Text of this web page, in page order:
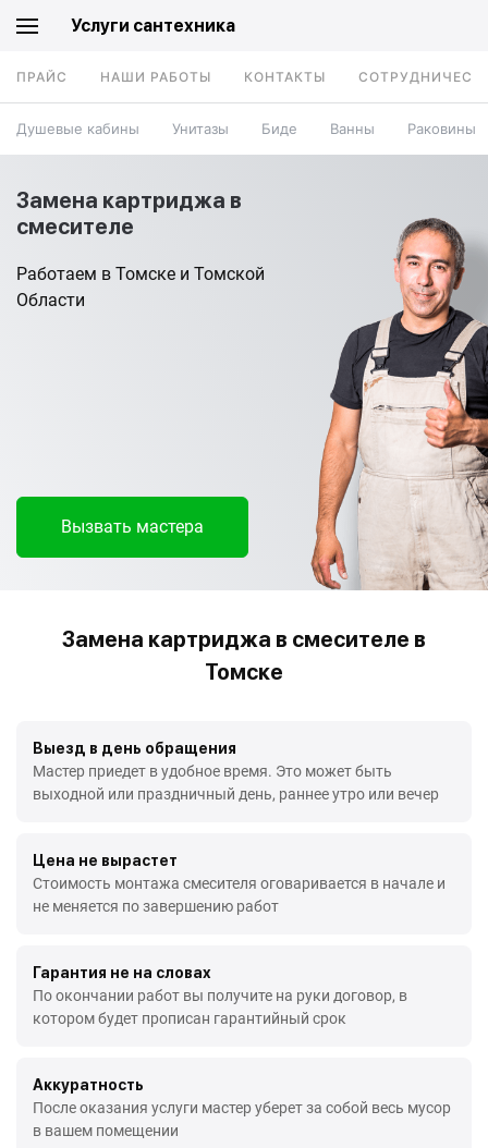
Услуги сантехника
ПРАЙС НАШИ РАБОТЫ КОНТАКТЫ
Душевые кабины Унитазы Биде Ванны Раковины
Замена картриджа в
смесителе
Работаем в Томске и Томской
Области
Вызвать мастера
Замена картриджа в смесителе в
Томске
Выезд в день обращения
Мастер приедет в удобное время. Это может быть
выходной или праздничный день, раннее утро или вечер
Цена не вырастет
Стоимость монтажа смесителя оговаривается в начале и
не меняется по завершению работ
Гарантия не на словах
По окончании работ вы получите на руки договор, в
котором будет прописан гарантийный срок
Аккуратность
После оказания услуги мастер уберет за собой весь мусор
в вашем помещении